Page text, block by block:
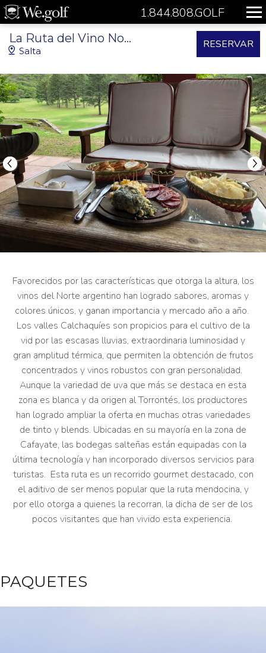
1.844.808.GOLF
La Ruta del Vino Norteña
Salta
RESERVAR
Favorecidos por las características que otorga la altura, los
vinos del Norte argentino han logrado sabores, aromas y
colores únicos, y ganan importancia y mercado año a año.
Los valles Calchaquíes son propicios para el cultivo de la
vid por las escasas lluvias, extraordinaria luminosidad y
gran amplitud térmica, que permiten la obtención de frutos
concentrados y vinos robustos con gran personalidad.
Aunque la variedad de uva que más se destaca en esta
zona es blanca y da origen al Torrontés, los productores
han logrado ampliar la oferta en muchas otras variedades
de tinto y blends. Ubicadas en su mayoría en la zona de
Cafayate, las bodegas salteñas están equipadas con la
última tecnología y han incorporado diversos servicios para
turistas. Esta ruta es un recorrido gourmet destacado, con
el aditivo de ser menos popular que la ruta mendocina, y
por ello otorga a quienes la recorran, la dicha de ser de los
pocos visitantes que han vivido esta experiencia.
PAQUETES